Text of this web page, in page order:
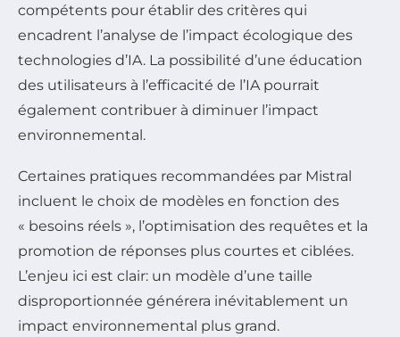
compétents pour établir des critères qui
encadrent l’analyse de l’impact écologique des
technologies d’IA. La possibilité d’une éducation
des utilisateurs à l’efficacité de l’IA pourrait
également contribuer à diminuer l’impact
environnemental.
Certaines pratiques recommandées par Mistral
incluent le choix de modèles en fonction des
« besoins réels », l’optimisation des requêtes et la
promotion de réponses plus courtes et ciblées.
L’enjeu ici est clair: un modèle d’une taille
disproportionnée générera inévitablement un
impact environnemental plus grand.